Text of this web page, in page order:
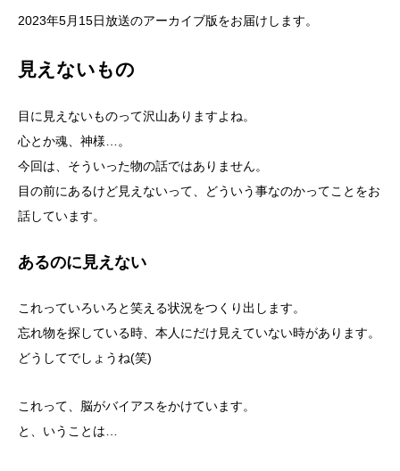
2023年5月15日放送のアーカイブ版をお届けします。
見えないもの
目に見えないものって沢山ありますよね。
心とか魂、神様…。
今回は、そういった物の話ではありません。
目の前にあるけど見えないって、どういう事なのかってことをお
話しています。
あるのに見えない
これっていろいろと笑える状況をつくり出します。
忘れ物を探している時、本人にだけ見えていない時があります。
どうしてでしょうね(笑)
これって、脳がバイアスをかけています。
と、いうことは…